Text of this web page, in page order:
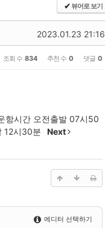
✔뷰어로 보기
2023.01.23 21:16
조회 수 834 추천 수 0 댓글 0
항시간 오전출발 07시50
12시30분
Next
에디터 선택하기